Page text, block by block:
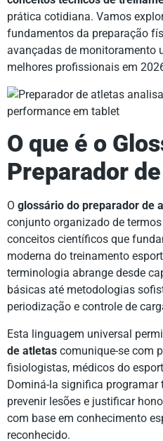
prática cotidiana. Vamos
fundamentos da preparação
avançadas de monitoramento
melhores profissionais em
O que é o
Preparador
O glossário do preparador de
conjunto organizado de
conceitos científicos que
moderna do treinamento
terminologia abrange desde
básicas até metodologias
periodização e controle de
Esta linguagem universal
de atletas comunique-se com
fisiologistas, médicos do
Dominá-la significa programar
prevenir lesões e justificar
com base em conhecimento
reconhecido.